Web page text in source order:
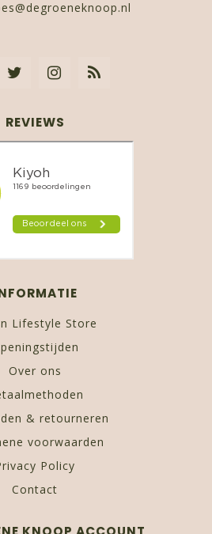
REVIEWS
Lifestyle Store
Over ons
& retourneren
voorwaarden
Policy
Contact